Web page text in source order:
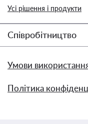
Усі рішення і продукти
Співробітництво
Умови
Політика